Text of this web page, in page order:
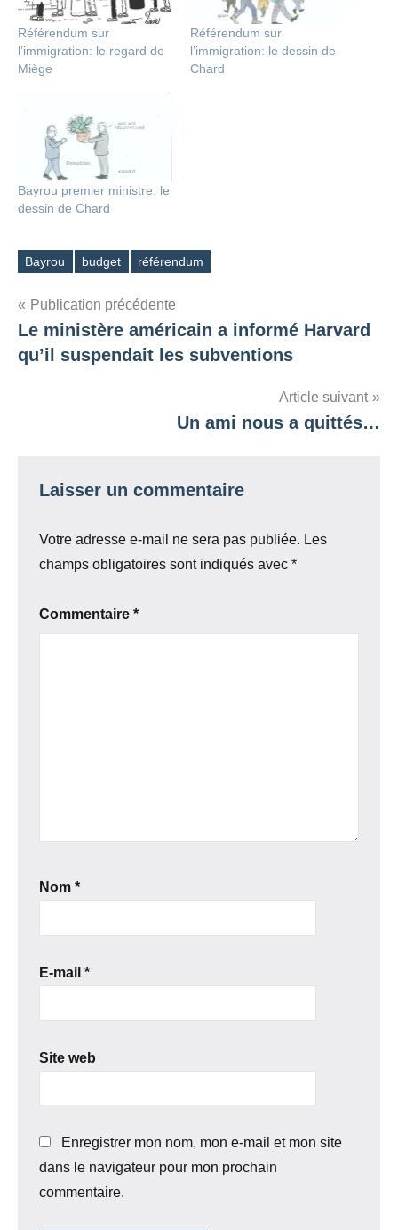
Référendum sur
l’immigration: le regard de
Miège
Référendum sur
l’immigration: le dessin de
Chard
Bayrou premier ministre: le
dessin de Chard
Étiquettes
Bayrou budget référendum
Navigation
de
Publication précédente
Le ministère américain a informé Harvard
qu’il suspendait les subventions
Article suivant
Un ami nous a quittés…
Laisser un commentaire
Votre adresse e-mail ne sera pas publiée. Les
champs obligatoires sont indiqués avec *
Commentaire *
Nom *
E-mail *
Site web
Enregistrer mon nom, mon e-mail et mon site
dans le navigateur pour mon prochain
commentaire.